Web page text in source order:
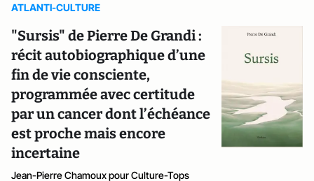
ATLANTI-CULTURE
"Sursis" de Pierre De Grandi :
récit autobiographique d’une
fin de vie consciente,
programmée avec certitude
par un cancer dont l’échéance
est proche mais encore
incertaine
Jean-Pierre Chamoux pour Culture-Tops